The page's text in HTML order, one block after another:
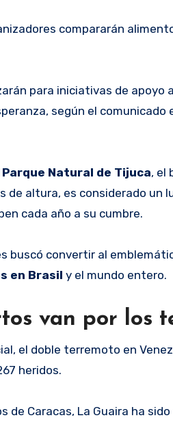
compararán
para iniciativas de
según el
Parque Natural de Tijuca, el
de altura, es considerado
cada año a su cumbre.
buscó convertir al
en Brasil y el mundo entero.
van por los
el doble terremoto en
heridos.
de Caracas, La Guaira ha